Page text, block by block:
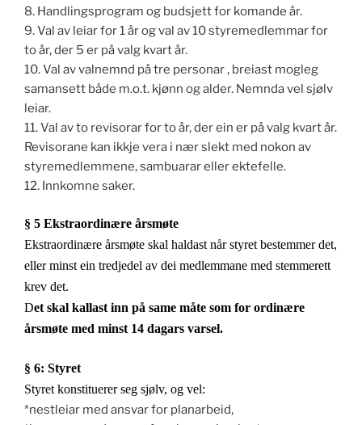
8. Handlingsprogram og budsjett for komande år.
9. Val av leiar for 1 år og val av 10 styremedlemmar for
to år, der 5 er på valg kvart år.
10. Val av valnemnd på tre personar , breiast mogleg
samansett både m.o.t. kjønn og alder. Nemnda vel sjølv
leiar.
11. Val av to revisorar for to år, der ein er på valg kvart år.
Revisorane kan ikkje vera i nær slekt med nokon av
styremedlemmene, sambuarar eller ektefelle.
12. Innkomne saker.
§ 5 Ekstraordinære årsmøte
Ekstraordinære årsmøte skal haldast når styret bestemmer det,
eller minst ein tredjedel av dei medlemmane med stemmerett
krev det.
Det skal kallast inn på same måte som for ordinære
årsmøte med minst 14 dagars varsel.
§ 6: Styret
Styret konstituerer seg sjølv, og vel:
*nestleiar med ansvar for planarbeid,